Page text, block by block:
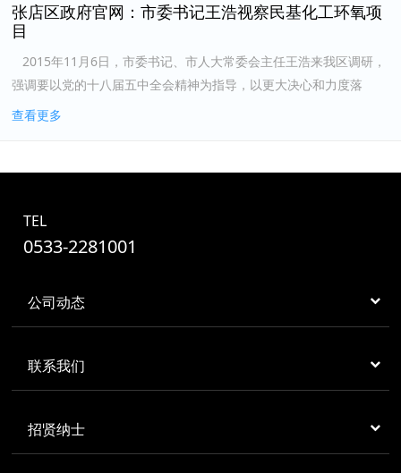
张店区政府官网：市委书记王浩视察民基化工环氧项
目
2015年11月6日，市委书记、市人大常委会主任王浩来我区调研，
强调要以党的十八届五中全会精神为指导，以更大决心和力度落
实“一个定位、三个着力”总体要求，创新发展理念、创新发...
查看更多
TEL
0533-2281001
公司动态
联系我们
招贤纳士